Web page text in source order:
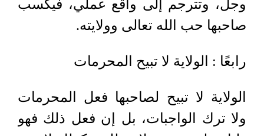
وجل، وتترجم إلى واقع عملي، فيكسب
صاحبها حب الله تعالى وولايته.
رابعًا : الولاية لا تبيح المحرمات
الولاية لا تبيح لصاحبها فعل المحرمات
ولا ترك الواجبات، بل إن فعل ذلك فهو